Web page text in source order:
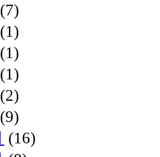
(7)
(1)
(1)
(1)
(2)
(9)
(16)